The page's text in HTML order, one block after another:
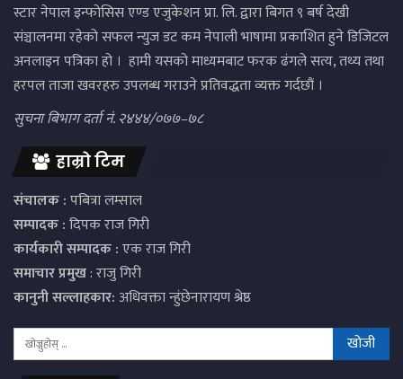
स्टार नेपाल इन्फोसिस एण्ड एजुकेशन प्रा. लि. द्वारा बिगत ९ बर्ष देखी
संञ्चालनमा रहेको सफल न्युज डट कम नेपाली भाषामा प्रकाशित हुने डिजिटल
अनलाइन पत्रिका हो । हामी यसको माध्यमबाट फरक ढंगले सत्य, तथ्य तथा
हरपल ताजा खवरहरु उपलब्ध गराउने प्रतिवद्धता व्यक्त गर्दछौं ।
सुचना बिभाग दर्ता नं. २४४४/०७७–७८
हाम्रो टिम
संचालक :पबित्रा लम्साल
सम्पादक :दिपक राज गिरी
कार्यकारी सम्पादक :एक राज गिरी
समाचार प्रमुख: राजु गिरी
कानुनी सल्लाहकार:अधिवक्ता न्हुंछेनारायण श्रेष्ठ